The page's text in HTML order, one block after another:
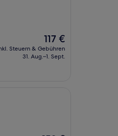
Der
Preis
beträgt
117 €
Steuern & Gebühren
31. Aug.–1. Sept.